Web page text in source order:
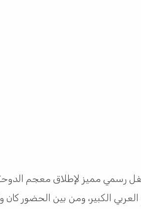
رسمي مميز لإطلاق معجم الدوحة
الكبير، ومن بين الحضور